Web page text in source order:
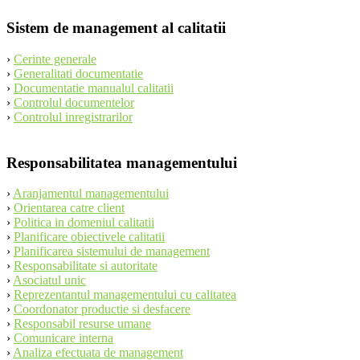
Sistem de management al calitatii
› Cerinte generale
› Generalitati documentatie
› Documentatie manualul calitatii
› Controlul documentelor
› Controlul inregistrarilor
Responsabilitatea managementului
› Aranjamentul managementului
› Orientarea catre client
› Politica in domeniul calitatii
› Planificare obiectivele calitatii
› Planificarea sistemului de management
› Responsabilitate si autoritate
› Asociatul unic
› Reprezentantul managementului cu calitatea
› Coordonator productie si desfacere
› Responsabil resurse umane
› Comunicare interna
› Analiza efectuata de management